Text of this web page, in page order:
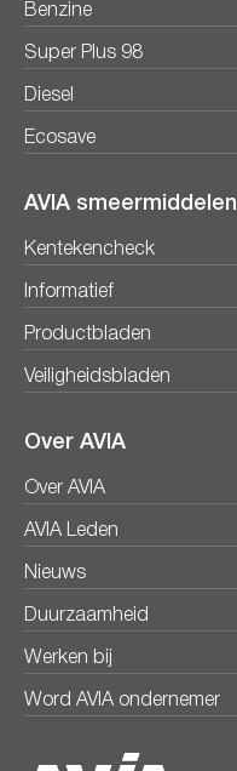
Benzine
Super Plus 98
Diesel
Ecosave
AVIA smeermiddelen
Kentekencheck
Informatief
Productbladen
Veiligheidsbladen
Over AVIA
Over AVIA
AVIA Leden
Nieuws
Duurzaamheid
Werken bij
Word AVIA ondernemer